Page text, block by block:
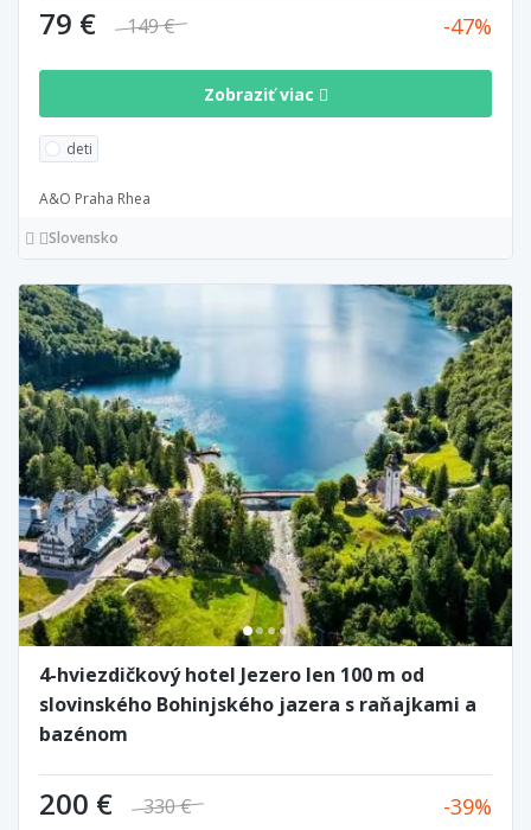
79 € 149 € 47
Zobraziť viac
deti
A&O Praha Rhea
Slovensko
4-hviezdičkový hotel Jezero len 100 m od
slovinského Bohinjského jazera s raňajkami a
bazénom
200 € 330 € 39